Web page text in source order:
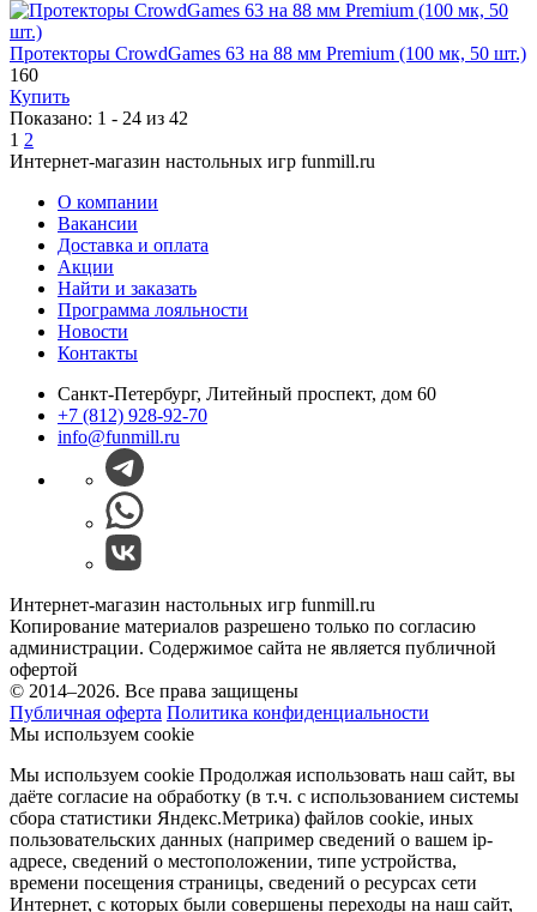
Протекторы CrowdGames 63 на 88 мм Premium (100 мк, 50 шт.)
160
Купить
Показано: 1 - 24 из 42
1 2
Интернет-магазин настольных игр funmill.ru
О компании
Вакансии
Доставка и оплата
Акции
Найти и заказать
Программа лояльности
Новости
Контакты
Санкт-Петербург, Литейный проспект, дом 60
+7 (812) 928-92-70
info@funmill.ru
Интернет-магазин настольных игр funmill.ru
Копирование материалов разрешено только по согласию
администрации. Содержимое сайта не является публичной
офертой
© 2014–2026. Все права защищены
Публичная оферта Политика конфиденциальности
Мы используем cookie
Мы используем cookie Продолжая использовать наш cайт, вы
даёте согласие на обработку (в т.ч. с использованием системы
сбора статистики Яндекс.Метрика) файлов cookie, иных
пользовательских данных (например сведений о вашем ip-
адресе, сведений о местоположении, типе устройства,
времени посещения страницы, сведений о ресурсах сети
Интернет, с которых были совершены переходы на наш сайт,